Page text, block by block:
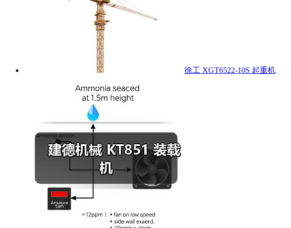
徐工 XGT6522-10S 起重机